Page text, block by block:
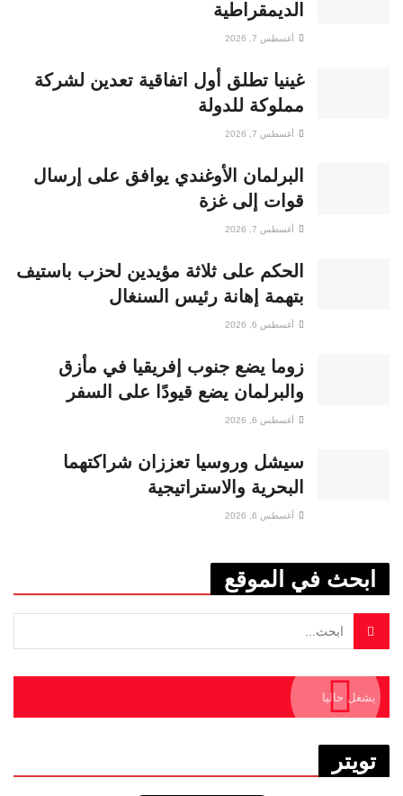
الديمقراطية
أغسطس 7, 2026
غينيا تطلق أول اتفاقية تعدين لشركة
مملوكة للدولة
أغسطس 7, 2026
البرلمان الأوغندي يوافق على إرسال
قوات إلى غزة
أغسطس 7, 2026
الحكم على ثلاثة مؤيدين لحزب باستيف
بتهمة إهانة رئيس السنغال
أغسطس 6, 2026
زوما يضع جنوب إفريقيا في مأزق
والبرلمان يضع قيودًا على السفر
أغسطس 6, 2026
سيشل وروسيا تعززان شراكتهما
البحرية والاستراتيجية
أغسطس 6, 2026
ابحث في الموقع
يشغل حاليا
تويتر